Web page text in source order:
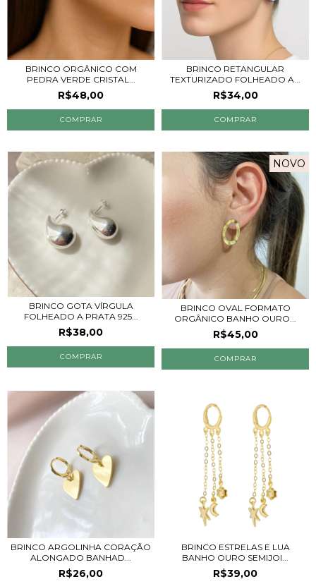
BRINCO ORGÂNICO COM
PEDRA VERDE CRISTAL...
R$48,00
BRINCO RETANGULAR
TEXTURIZADO FOLHEADO A...
R$34,00
BRINCO GOTA VÍRGULA
FOLHEADO A PRATA 925...
R$38,00
NOVO
BRINCO OVAL FORMATO
ORGÂNICO BANHO OURO...
R$45,00
BRINCO ARGOLINHA CORAÇÃO
ALONGADO BANHAD...
R$26,00
BRINCO ESTRELAS E LUA
BANHO OURO SEMIJOI...
R$39,00